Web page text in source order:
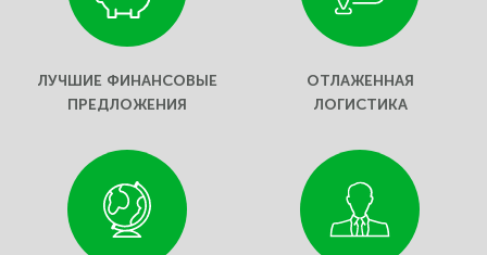
ЛУЧШИЕ ФИНАНСОВЫЕ
ПРЕДЛОЖЕНИЯ
ОТЛАЖЕННАЯ
ЛОГИСТИКА